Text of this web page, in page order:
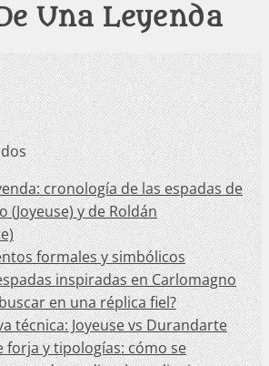
Una Leyenda
cronología de las espadas de
(Joyeuse) y de Roldán
formales y simbólicos
inspiradas en Carlomagno
en una réplica fiel?
técnica: Joyeuse vs Durandarte
forja y tipologías: cómo se